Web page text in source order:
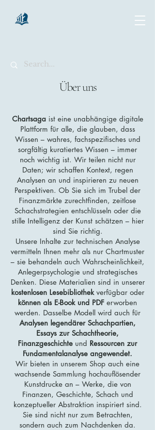
Über uns
Chartsagaist eine unabhängige digitale
Plattform für alle, die glauben, dass
Wissen – wahres, fachspezifisches und
sorgfältig kuratiertes Wissen – immer
noch wichtig ist. Wir teilen nicht nur
Daten; wir schaffen Kontext, regen
Analysen an und inspirieren zu neuen
Perspektiven. Ob Sie sich im Trubel der
Finanzmärkte zurechtfinden, zeitlose
Schachstrategien entschlüsseln oder die
stille Intelligenz der Kunst schätzen – hier
sind Sie richtig.
Unsere Inhalte zur technischen Analyse
vermitteln Ihnen mehr als nur Chartmuster
– sie behandeln auch Wahrscheinlichkeit,
Anlegerpsychologie und strategisches
Denken. Diese Materialien sind in unserer
kostenlosen Lesebibliothekverfügbar oder
können als E-Book und PDF erworben
werden. Dasselbe Modell wird auch für
Analysen legendärer Schachpartien,
Essays zur Schachtheorie,
Finanzgeschichte und Ressourcen zur
Fundamentalanalyse angewendet.
Wir bieten in unserem Shop auch eine
wachsende Sammlung hochauflösender
Kunstdrucke an – Werke, die von
Finanzen, Geschichte, Schach und
konzeptueller Abstraktion inspiriert sind.
Sie sind nicht nur zum Betrachten,
sondern auch zum Nachdenken da.